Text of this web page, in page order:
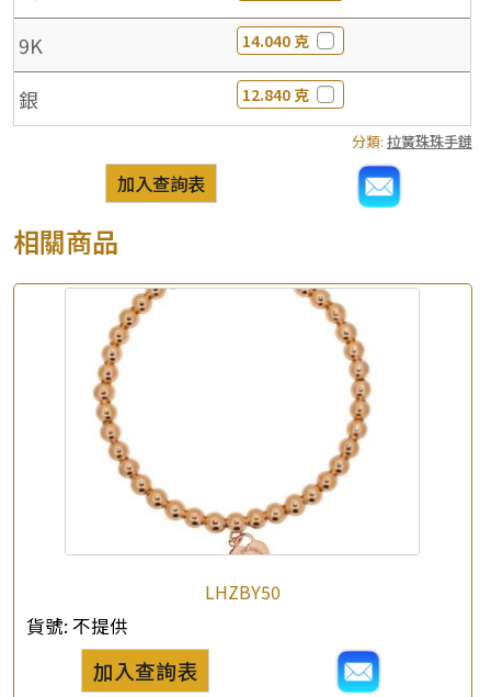
產品查詢 ×
*你的名字
9K 14.040 克
銀 12.840 克
分類: 拉簧珠珠手鏈
加入查詢表
相關商品
LHZBY50
貨號: 不提供
加入查詢表